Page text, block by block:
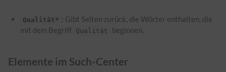
Qualität* : Gibt Seiten zurück, die Wörter enthalten, die
mit dem Begriff Qualität beginnen.
Elemente im Such-Center